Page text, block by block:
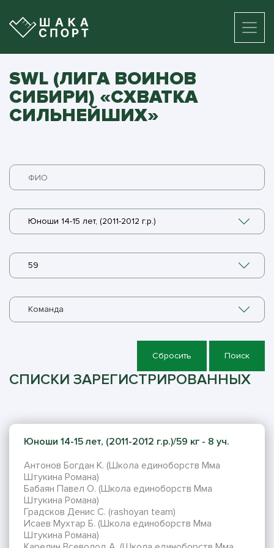
SWL (ЛИГА ВОИНОВ
СИБИРИ) «СХВАТКА
СИЛЬНЕЙШИХ»
Юноши 14-15 лет, (2011-2012 г.р.)
59
Команда
Сбросить Поиск
СПИСКИ ЗАРЕГИСТРИРОВАННЫХ
Юноши 14-15 лет, (2011-2012 г.р.)/59 кг - 8 уч.
Антонов Богдан К. (Школа единоборств Мма
Штукина Романа)
Бабаян Павел О. (Школа единоборств Мма
Штукина Романа)
Градсков Денис С. (rashoyan team)
Исаев Мухтар Б. (Школа единоборств Мма
Штукина Романа)